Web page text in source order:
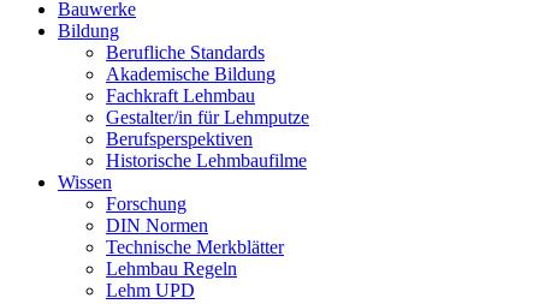
Bauwerke
Bildung
Berufliche Standards
Akademische Bildung
Fachkraft Lehmbau
Gestalter/in für Lehmputze
Berufsperspektiven
Historische Lehmbaufilme
Wissen
Forschung
DIN Normen
Technische Merkblätter
Lehmbau Regeln
Lehm UPD